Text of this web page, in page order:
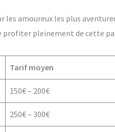
les amoureux les plus
pleinement de cette
Tarif moyen
150€ – 200€
250€ – 300€